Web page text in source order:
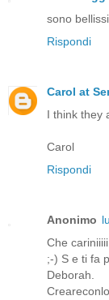
sono
Rispondi
Carol at
I think they
Carol
Rispondi
Anonimo
Che
;-) S e ti fa
Deborah.